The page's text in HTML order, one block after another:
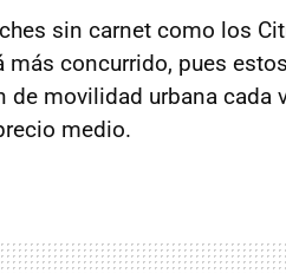
sin carnet como los
más concurrido, pues
movilidad urbana cada
medio.